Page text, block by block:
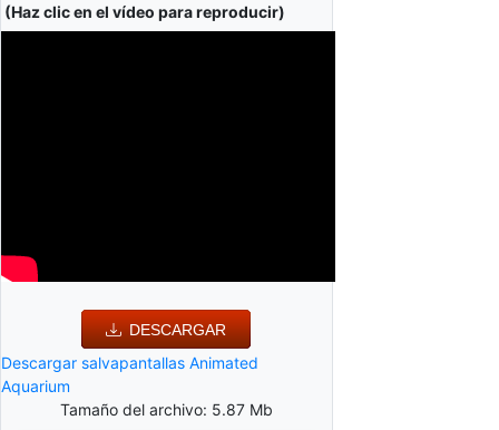
(Haz clic en el vídeo para reproducir)
DESCARGAR
Descargar salvapantallas Animated
Aquarium
Tamaño del archivo: 5.87 Mb